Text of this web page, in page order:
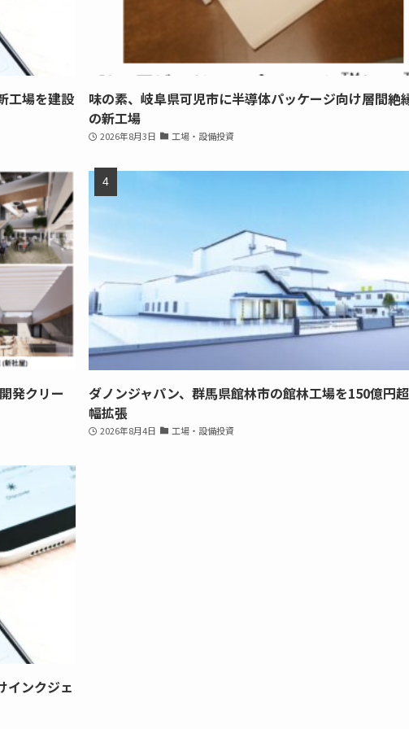
工場を建設
味の素、岐阜県可児市に半導体パッケージ向け層間絶
の新工場
2026年8月3日 工場・設備投資
発クリー
ダノンジャパン、群馬県館林市の館林工場を150億円
幅拡張
2026年8月4日 工場・設備投資
インクジェ